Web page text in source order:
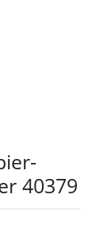
40379